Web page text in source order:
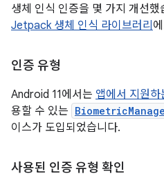
생체 인식 인증을 몇 가지 개선
Jetpack 생체 인식 라이브러리
인증 유형
Android 11에서는 앱에서 지원
용할 수 있는
이스가 도입되었습니다.
사용된 인증 유형 확인